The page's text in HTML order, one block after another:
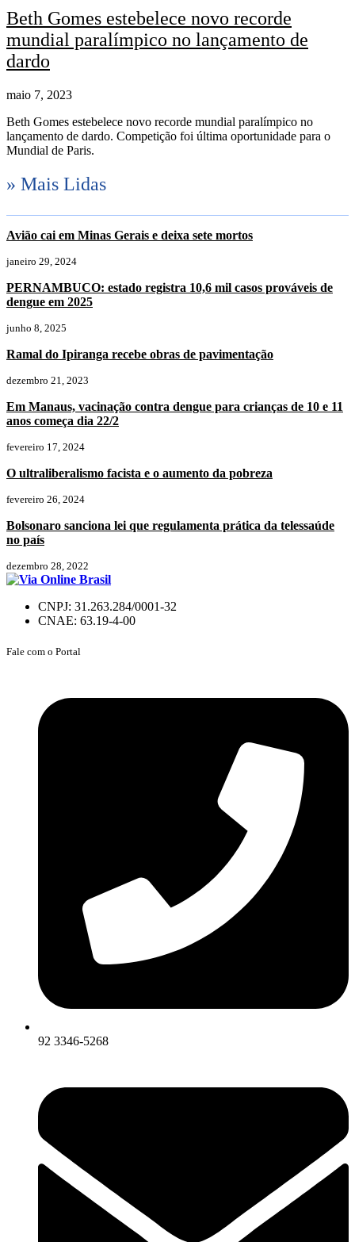
Beth Gomes estebelece novo recorde
mundial paralímpico no lançamento de
dardo
maio 7, 2023
Beth Gomes estebelece novo recorde mundial paralímpico no
lançamento de dardo. Competição foi última oportunidade para o
Mundial de Paris.
» Mais Lidas
Avião cai em Minas Gerais e deixa sete mortos
janeiro 29, 2024
PERNAMBUCO: estado registra 10,6 mil casos prováveis de
dengue em 2025
junho 8, 2025
Ramal do Ipiranga recebe obras de pavimentação
dezembro 21, 2023
Em Manaus, vacinação contra dengue para crianças de 10 e 11
anos começa dia 22/2
fevereiro 17, 2024
O ultraliberalismo facista e o aumento da pobreza
fevereiro 26, 2024
Bolsonaro sanciona lei que regulamenta prática da telessaúde
no país
dezembro 28, 2022
CNPJ: 31.263.284/0001-32
CNAE: 63.19-4-00
Fale com o Portal
92 3346-5268